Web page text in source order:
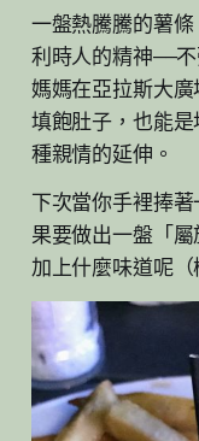
一盤熱騰騰的薯
利時人的精神——
媽媽在亞拉斯大
填飽肚子，也能
種親情的延伸。
下次當你手裡捧
果要做出一盤「
加上什麼味道呢（